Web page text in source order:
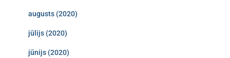
augusts (2020)
jūlijs (2020)
jūnijs (2020)